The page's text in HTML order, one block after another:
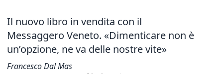
Il nuovo libro in vendita con il
Messaggero Veneto. «Dimenticare non è
un’opzione, ne va delle nostre vite»
Francesco Dal Mas